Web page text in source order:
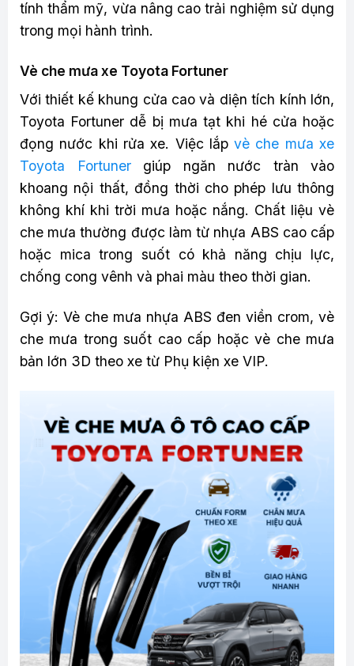
tính thẩm mỹ, vừa nâng cao trải nghiệm sử dụng
trong mọi hành trình.
Vè che mưa xe Toyota Fortuner
Với thiết kế khung cửa cao và diện tích kính lớn,
Toyota Fortuner dễ bị mưa tạt khi hé cửa hoặc
đọng nước khi rửa xe. Việc lắpvè che mưa xe
Toyota Fortunergiúp ngăn nước tràn vào
khoang nội thất, đồng thời cho phép lưu thông
không khí khi trời mưa hoặc nắng. Chất liệu vè
che mưa thường được làm từ nhựa ABS cao cấp
hoặc mica trong suốt có khả năng chịu lực,
chống cong vênh và phai màu theo thời gian.
Gợi ý: Vè che mưa nhựa ABS đen viền crom, vè
che mưa trong suốt cao cấp hoặc vè che mưa
bản lớn 3D theo xe từ Phụ kiện xe VIP.